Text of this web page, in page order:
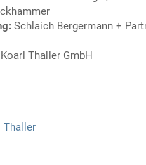
Schlaich Bergermann +
Thaller GmbH
Thaller